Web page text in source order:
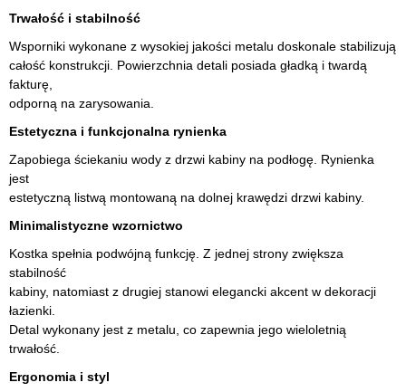
Trwałość i stabilność
Wsporniki wykonane z wysokiej jakości metalu doskonale stabilizują
całość konstrukcji. Powierzchnia detali posiada gładką i twardą
fakturę,
odporną na zarysowania.
Estetyczna i funkcjonalna rynienka
Zapobiega ściekaniu wody z drzwi kabiny na podłogę. Rynienka
jest
estetyczną listwą montowaną na dolnej krawędzi drzwi kabiny.
Minimalistyczne wzornictwo
Kostka spełnia podwójną funkcję. Z jednej strony zwiększa
stabilność
kabiny, natomiast z drugiej stanowi elegancki akcent w dekoracji
łazienki.
Detal wykonany jest z metalu, co zapewnia jego wieloletnią
trwałość.
Ergonomia i styl